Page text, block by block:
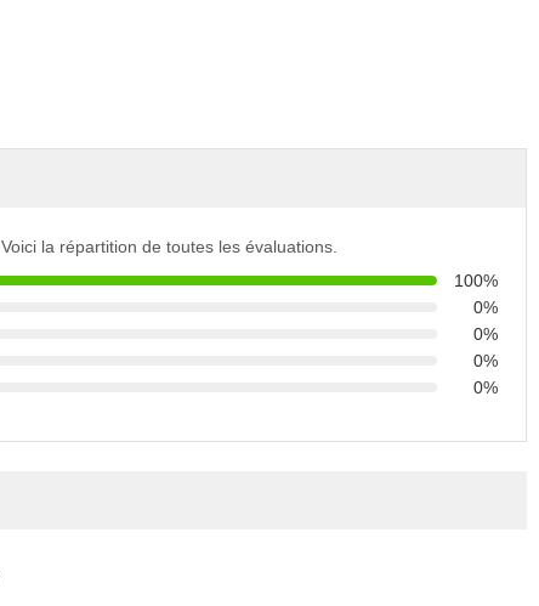
Voici la répartition de toutes les évaluations.
100%
0%
0%
0%
0%